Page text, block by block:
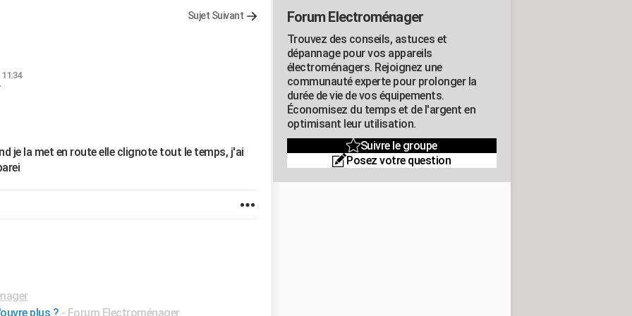
Sujet Suivant
je la met en route elle clignote tout le temps, j'ai
plus ? - Forum Electroménager
Forum Electroménager
Trouvez des conseils, astuces et
dépannage pour vos appareils
électroménagers. Rejoignez une
communauté experte pour prolonger la
durée de vie de vos équipements.
Économisez du temps et de l'argent en
optimisant leur utilisation.
Suivre le groupe
Posez votre question